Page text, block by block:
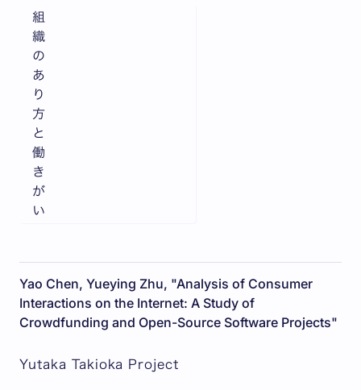
組
織
の
あ
り
方
と
働
き
が
い
Yao Chen, Yueying Zhu, "Analysis of Consumer
Interactions on the Internet: A Study of
Crowdfunding and Open-Source Software Projects"
Yutaka Takioka Project